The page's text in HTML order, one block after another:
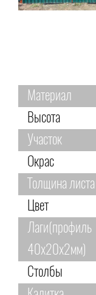
Материал
Высота
Участок
Окрас
Толщина листа
Цвет
Лаги(профиль
40х20х2мм)
Столбы